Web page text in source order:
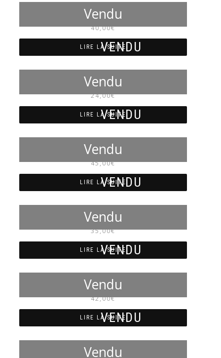
NM7090
40,00€
LIRE LA SUITE
NM7089
24,00€
LIRE LA SUITE
NM7088
45,00€
LIRE LA SUITE
NM7087
35,00€
LIRE LA SUITE
NM7086
42,00€
LIRE LA SUITE
NM7083